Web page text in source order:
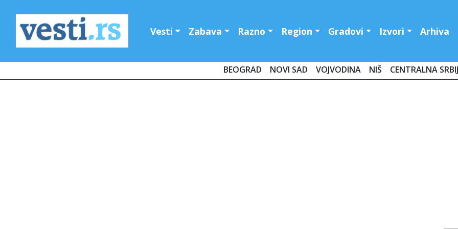
Vesti Zabava Razno Region Gradovi Izvori Arhiva
BEOGRAD NOVI SAD VOJVODINA NIŠ CENTRALNA